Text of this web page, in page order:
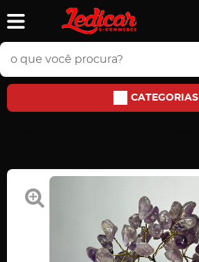
CATEGORIAS